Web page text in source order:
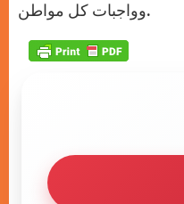
وواجبات كل مواطن.